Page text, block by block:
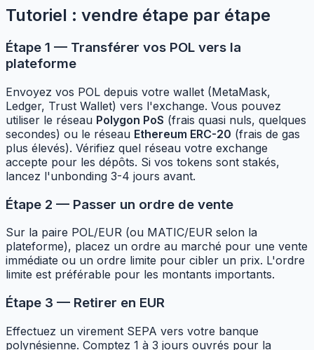
Tutoriel : vendre étape par étape
Étape 1 — Transférer vos POL vers la
plateforme
Envoyez vos POL depuis votre wallet (MetaMask,
Ledger, Trust Wallet) vers l'exchange. Vous pouvez
utiliser le réseau Polygon PoS (frais quasi nuls, quelques
secondes) ou le réseau Ethereum ERC-20 (frais de gas
plus élevés). Vérifiez quel réseau votre exchange
accepte pour les dépôts. Si vos tokens sont stakés,
lancez l'unbonding 3-4 jours avant.
Étape 2 — Passer un ordre de vente
Sur la paire POL/EUR (ou MATIC/EUR selon la
plateforme), placez un ordre au marché pour une vente
immédiate ou un ordre limite pour cibler un prix. L'ordre
limite est préférable pour les montants importants.
Étape 3 — Retirer en EUR
Effectuez un virement SEPA vers votre banque
polynésienne. Comptez 1 à 3 jours ouvrés pour la